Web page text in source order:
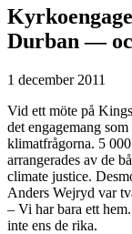
Durban —
1 december 2011
Vid ett möte på
det engagemang
klimatfrågorna. 5
arrangerades av de
climate justice.
Anders Wejryd var
– Vi har bara ett
inte ens de rika.